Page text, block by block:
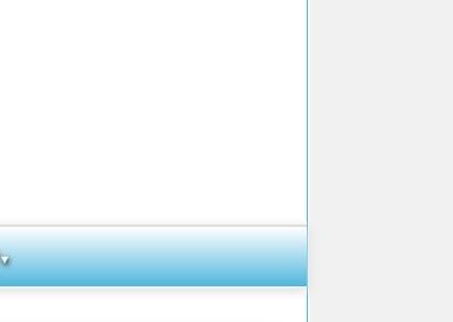
▼